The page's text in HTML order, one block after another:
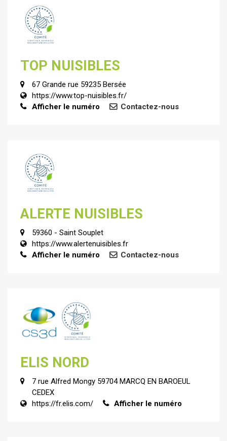
TOP NUISIBLES
67 Grande rue 59235 Bersée
https://www.top-nuisibles.fr/
Afficher le numéro
Contactez-nous
ALERTE NUISIBLES
59360 - Saint Souplet
https://www.alertenuisibles.fr
Afficher le numéro
Contactez-nous
ELIS NORD
7 rue Alfred Mongy 59704 MARCQ EN BAROEUL
CEDEX
https://fr.elis.com/
Afficher le numéro